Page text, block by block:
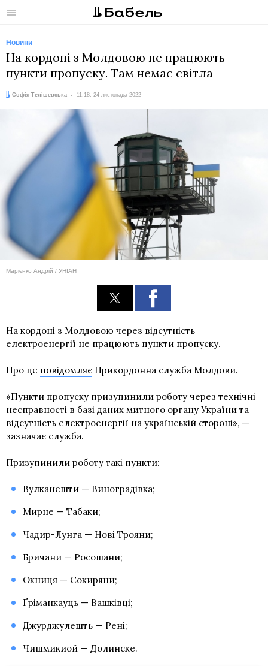
Меню
Новини
На кордоні з Молдовою не працюють
пункти пропуску. Там немає світла
Автор:
Софія Телішевська
Дата: 11:18, 24 листопада 2022
Марієнко Андрій / УНІАН
На кордоні з Молдовою через відсутність
електроенергії не працюють пункти пропуску.
Про це повідомляє Прикордонна служба Молдови.
«Пункти пропуску призупинили роботу через технічні
несправності в базі даних митного органу України та
відсутність електроенергії на українській стороні», —
зазначає служба.
Призупинили роботу такі пункти:
Вулканешти — Виноградівка;
Мирне — Табаки;
Чадир-Лунга — Нові Трояни;
Бричани — Росошани;
Окниця — Сокиряни;
Ґріманкауць — Вашківці;
Джурджулешть — Рені;
Чишмикиой — Долинске.